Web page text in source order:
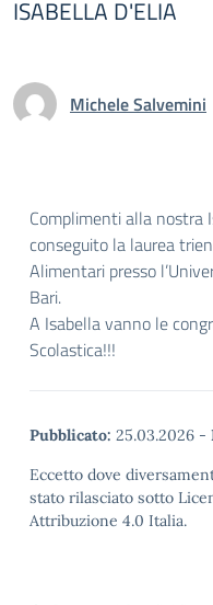
ISABELLA D'ELIA
Michele Salvemini
Complimenti alla nostra
conseguito la laurea
Alimentari presso
Bari.
A Isabella vanno le
Scolastica!!!
Pubblicato: 25.03.2026 -
Eccetto dove
stato rilasciato sotto
Attribuzione 4.0 Italia.